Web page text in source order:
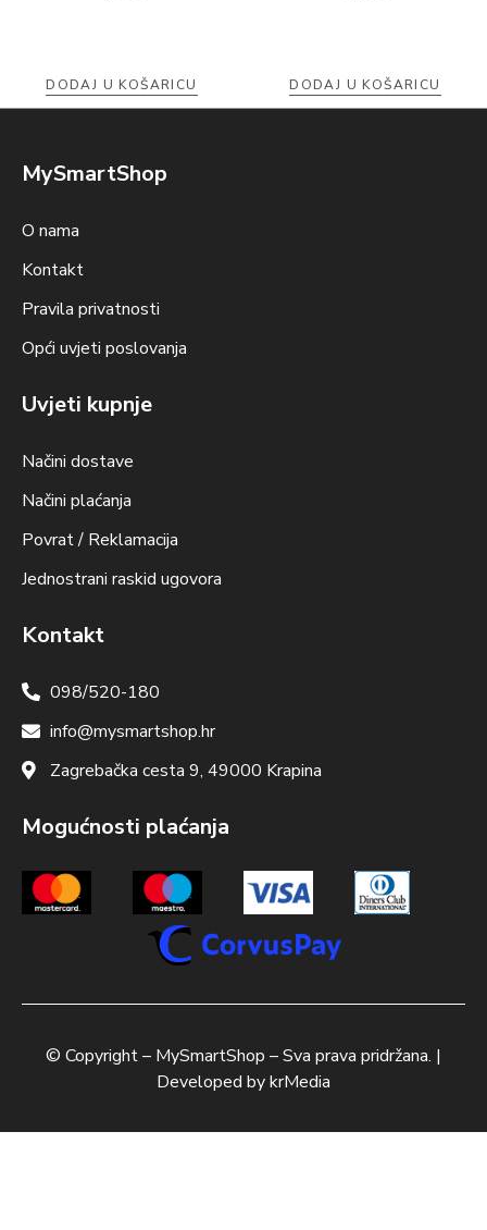
DODAJ U KOŠARICU DODAJ U KOŠARICU
MySmartShop
O nama
Kontakt
Pravila privatnosti
Opći uvjeti poslovanja
Uvjeti kupnje
Načini dostave
Načini plaćanja
Povrat / Reklamacija
Jednostrani raskid ugovora
Kontakt
098/520-180
info@mysmartshop.hr
Zagrebačka cesta 9, 49000 Krapina
Mogućnosti plaćanja
© Copyright – MySmartShop – Sva prava pridržana. |
Developed bykrMedia